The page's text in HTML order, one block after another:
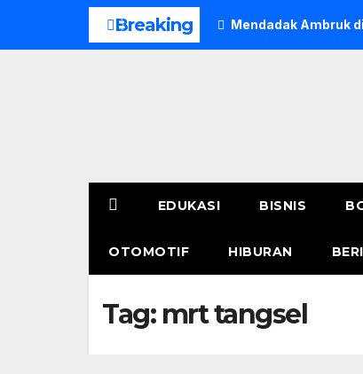
Breaking Mendadak Ambruk
EDUKASI BISNIS
OTOMOTIF HIBURAN
Tag: mrt tangsel